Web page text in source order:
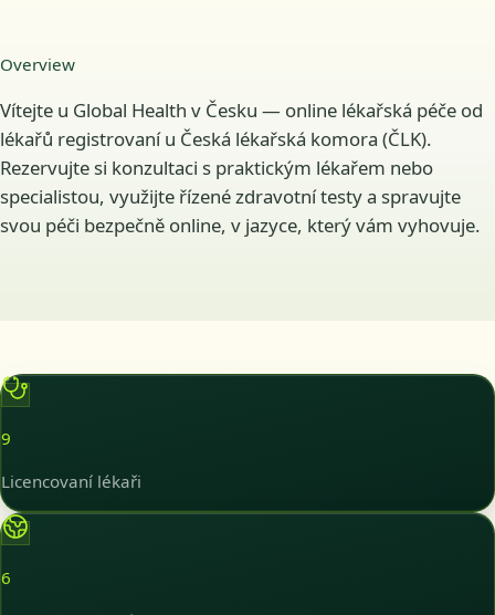
Overview
Vítejte u Global Health v Česku — online lékařská péče od
lékařů registrovaní u Česká lékařská komora (ČLK).
Rezervujte si konzultaci s praktickým lékařem nebo
specialistou, využijte řízené zdravotní testy a spravujte
svou péči bezpečně online, v jazyce, který vám vyhovuje.
9
Licencovaní lékaři
6